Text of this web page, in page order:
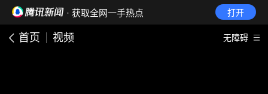
· 获取全网一手热点 打开
首页 视频 无障碍